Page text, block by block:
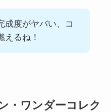
成度がヤバい、コ
えるね！
・ワンダーコレク